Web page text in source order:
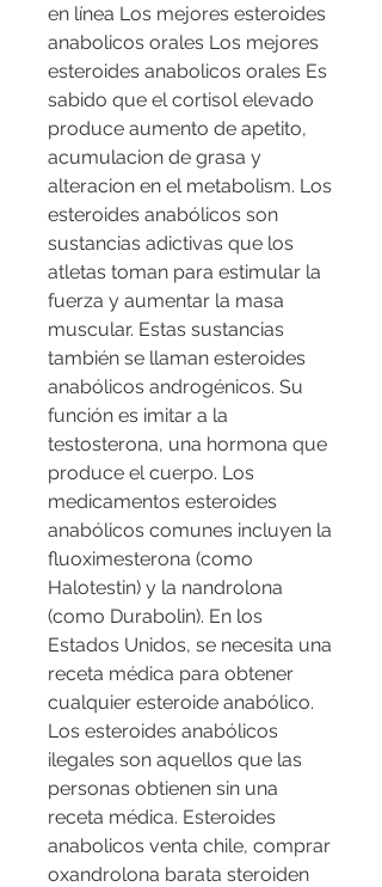
en línea Los mejores esteroides
anabolicos orales Los mejores
esteroides anabolicos orales Es
sabido que el cortisol elevado
produce aumento de apetito,
acumulacion de grasa y
alteracion en el metabolism. Los
esteroides anabólicos son
sustancias adictivas que los
atletas toman para estimular la
fuerza y aumentar la masa
muscular. Estas sustancias
también se llaman esteroides
anabólicos androgénicos. Su
función es imitar a la
testosterona, una hormona que
produce el cuerpo. Los
medicamentos esteroides
anabólicos comunes incluyen la
fluoximesterona (como
Halotestin) y la nandrolona
(como Durabolin). En los
Estados Unidos, se necesita una
receta médica para obtener
cualquier esteroide anabólico.
Los esteroides anabólicos
ilegales son aquellos que las
personas obtienen sin una
receta médica. Esteroides
anabolicos venta chile, comprar
oxandrolona barata steroiden